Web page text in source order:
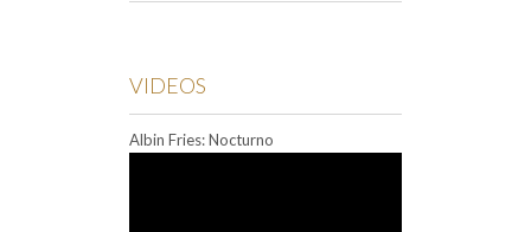
VIDEOS
Albin Fries: Nocturno